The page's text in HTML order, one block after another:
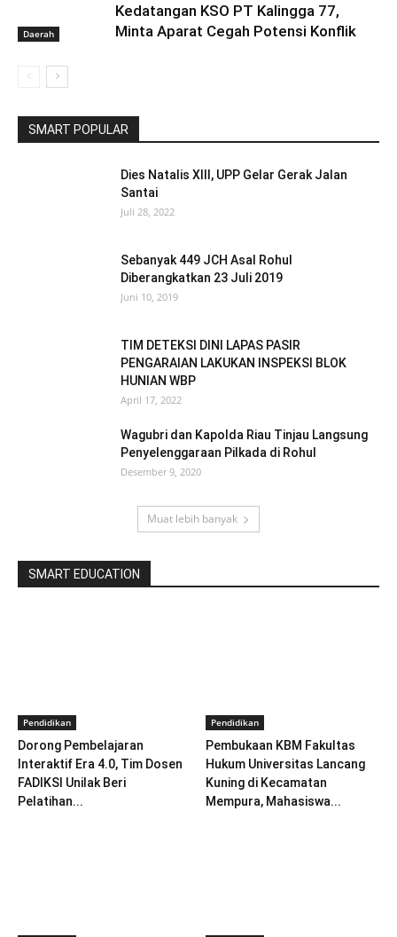
Daerah
Kedatangan KSO PT Kalingga 77,
Minta Aparat Cegah Potensi Konflik
SMART POPULAR
Dies Natalis XIII, UPP Gelar Gerak Jalan
Santai
Juli 28, 2022
Sebanyak 449 JCH Asal Rohul
Diberangkatkan 23 Juli 2019
Juni 10, 2019
TIM DETEKSI DINI LAPAS PASIR
PENGARAIAN LAKUKAN INSPEKSI BLOK
HUNIAN WBP
April 17, 2022
Wagubri dan Kapolda Riau Tinjau Langsung
Penyelenggaraan Pilkada di Rohul
Desember 9, 2020
Muat lebih banyak
SMART EDUCATION
Pendidikan
Dorong Pembelajaran
Interaktif Era 4.0, Tim Dosen
FADIKSI Unilak Beri
Pelatihan...
Pendidikan
Pembukaan KBM Fakultas
Hukum Universitas Lancang
Kuning di Kecamatan
Mempura, Mahasiswa...